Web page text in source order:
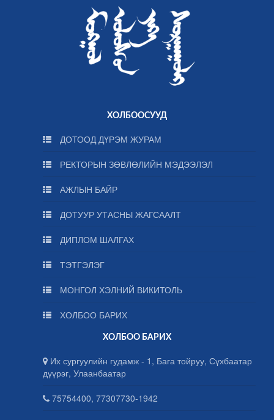
ХОЛБООСУУД
ДОТООД ДҮРЭМ ЖУРАМ
РЕКТОРЫН ЗӨВЛӨЛИЙН МЭДЭЭЛЭЛ
АЖЛЫН БАЙР
ДОТУУР УТАСНЫ ЖАГСААЛТ
ДИПЛОМ ШАЛГАХ
ТЭТГЭЛЭГ
МОНГОЛ ХЭЛНИЙ ВИКИТОЛЬ
ХОЛБОО БАРИХ
ХОЛБОО БАРИХ
Их сургуулийн гудамж - 1, Бага тойруу, Сүхбаатар
дүүрэг, Улаанбаатар
75754400, 77307730-1942